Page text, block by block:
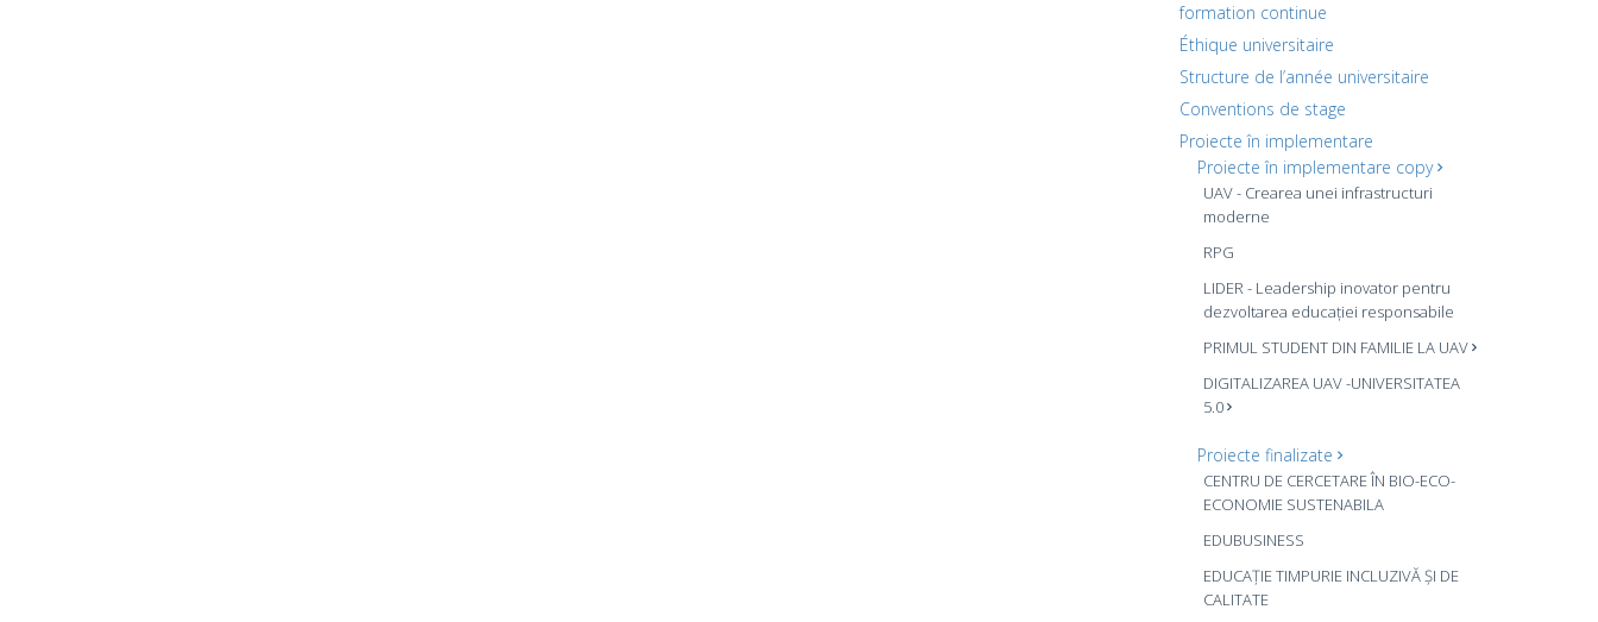
formation continue
Éthique universitaire
Structure de l’année universitaire
Conventions de stage
Proiecte în implementare
Proiecte în implementare copy
UAV - Crearea unei infrastructuri
moderne
RPG
LIDER - Leadership inovator pentru
dezvoltarea educației responsabile
PRIMUL STUDENT DIN FAMILIE LA UAV
DIGITALIZAREA UAV -UNIVERSITATEA
5.0
Proiecte finalizate
CENTRU DE CERCETARE ÎN BIO-ECO-
ECONOMIE SUSTENABILA
EDUBUSINESS
EDUCAȚIE TIMPURIE INCLUZIVĂ ȘI DE
CALITATE